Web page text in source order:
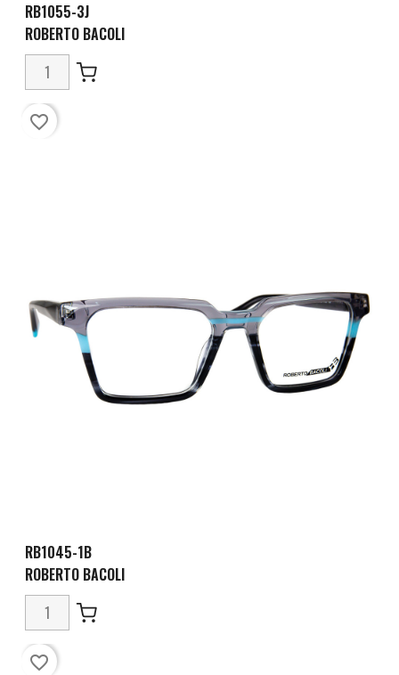
RB1055-3J
ROBERTO BACOLI
favorite_border
RB1045-1B
ROBERTO BACOLI
favorite_border